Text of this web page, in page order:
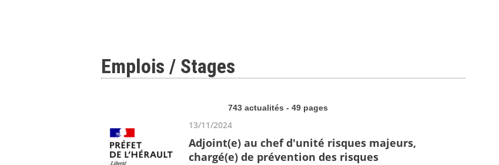
Emplois / Stages
743 actualités - 49 pages
13/11/2024
Adjoint(e) au chef d'unité risques majeurs,
chargé(e) de prévention des risques